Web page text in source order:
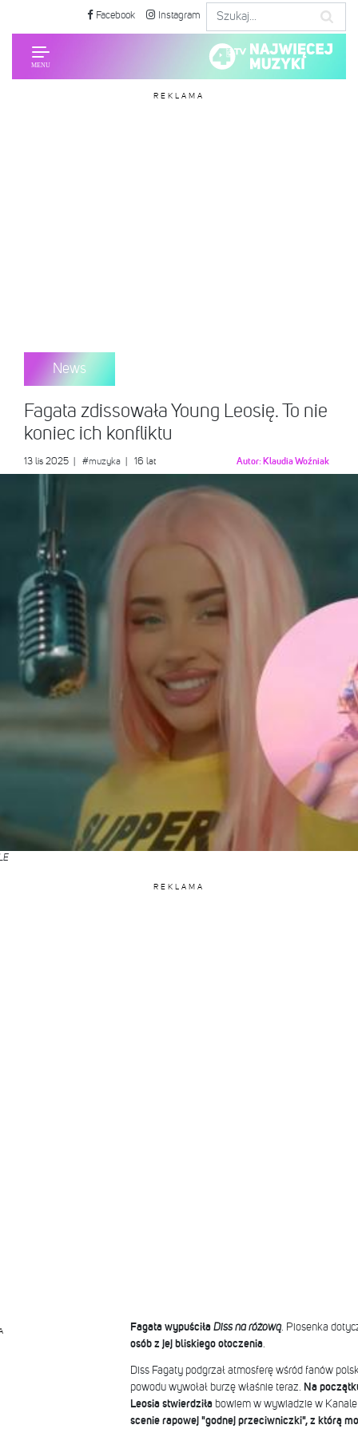
Facebook Instagram
REKLAMA
News
Fagata zdissowała Young Leosię. To nie
koniec ich konfliktu
13 lis 2025 #muzyka | 16 lat Autor: Klaudia Woźniak
REKLAMA
Fagata wypuściła Diss na różową. Piosenka
osób z jej bliskiego otoczenia.
Diss Fagaty podgrzał atmosferę wśród fanów
powodu wywołał burzę właśnie teraz. Na
Leosia stwierdziła bowiem w wywiadzie w
scenie rapowej "godnej przeciwniczki", z którą